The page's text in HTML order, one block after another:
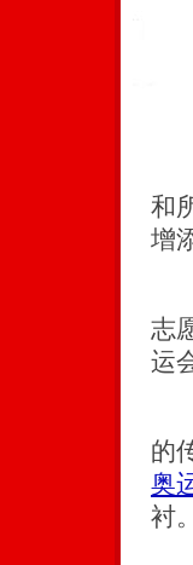
和
增
志
运
的
奥
衬。